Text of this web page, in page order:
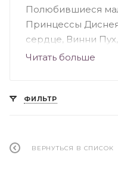
Полюбившиеся
Принцессы
сердце, Винни
персонажи есть в
разный возраст
любимыми
Читать больше
ФИЛЬТР
ВЕРНУТЬСЯ В СПИСОК